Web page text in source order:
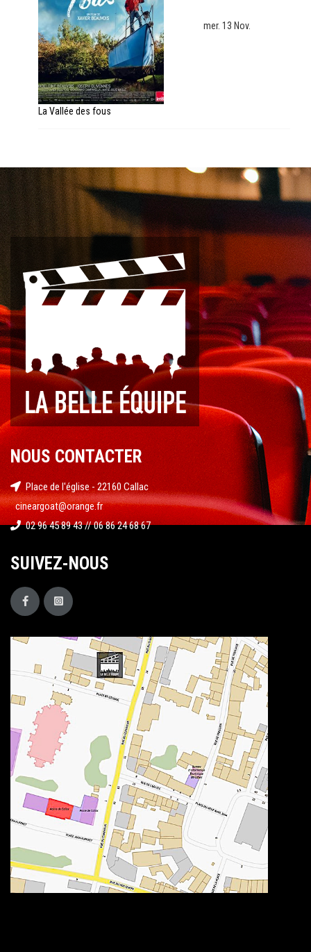
La Vallée des fous
mer. 13 Nov.
NOUS CONTACTER
Place de l'église - 22160 Callac
cineargoat@orange.fr
02 96 45 89 43 // 06 86 24 68 67
SUIVEZ-NOUS